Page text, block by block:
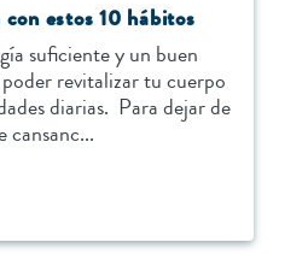
estos 10 hábitos
suficiente y un buen
revitalizar tu cuerpo
diarias. Para dejar de
cansanc...